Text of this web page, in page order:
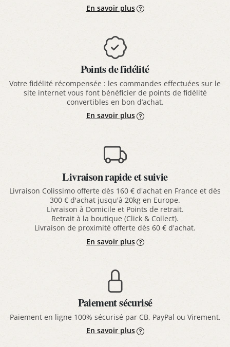
En savoir plus
Points de fidélité
Votre fidélité récompensée : les commandes effectuées sur le
site internet vous font bénéficier de points de fidélité
convertibles en bon d’achat.
En savoir plus
Livraison rapide et suivie
Livraison Colissimo offerte dès 160 € d'achat en France et dès
300 € d'achat jusqu'à 20kg en Europe.
Livraison à Domicile et Points de retrait.
Retrait à la boutique (Click & Collect).
Livraison de proximité offerte dès 60 € d'achat.
En savoir plus
Paiement sécurisé
Paiement en ligne 100% sécurisé par CB, PayPal ou Virement.
En savoir plus